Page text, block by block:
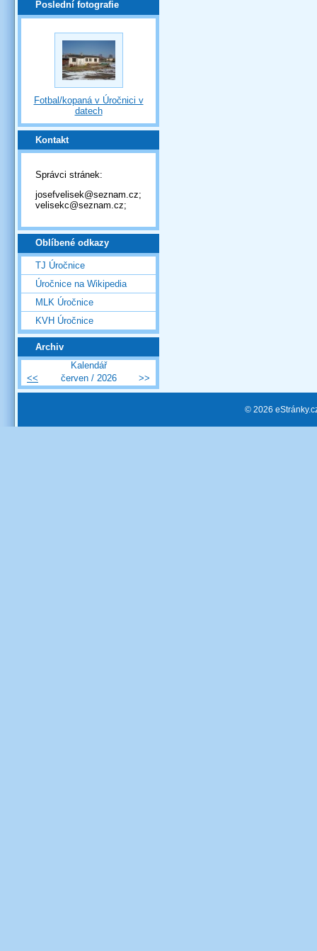
Poslední fotografie
Fotbal/kopaná v Úročnici v
datech
Kontakt
Správci stránek:
josefvelisek@seznam.cz;
velisekc@seznam.cz;
Oblíbené odkazy
TJ Úročnice
Úročnice na Wikipedia
MLK Úročnice
KVH Úročnice
Archiv
Kalendář
<<
červen / 2026 >>
© 2026